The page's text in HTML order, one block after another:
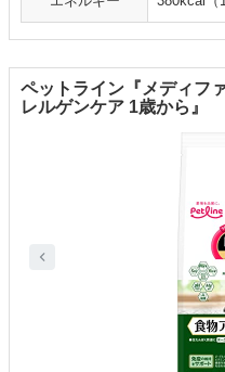
ペットライン『メディフ
レルゲンケア 1歳から』